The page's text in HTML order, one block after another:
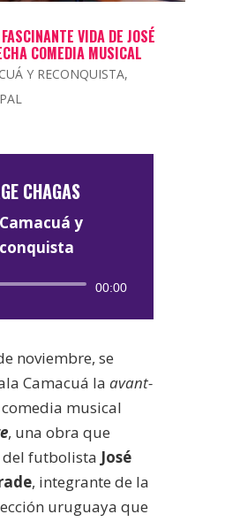
VIDA DE JOSÉ
COMEDIA MUSICAL
Y RECONQUISTA,
CHAGAS
Camacuá y
Reproductor
00:00
noviembre, se
Camacuá la avant-
musical
, una obra que
futbolista José
, integrante de la
uruguaya que